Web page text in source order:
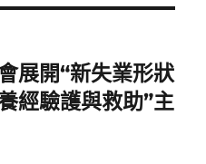
展開“新失業形狀
經驗護與救助”主